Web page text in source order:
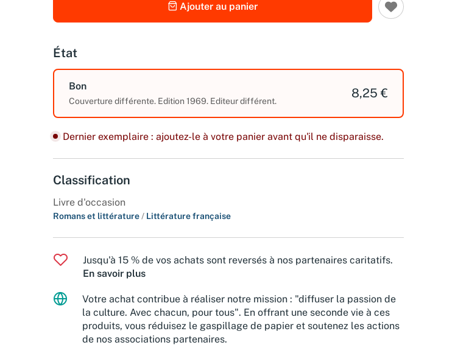
Ajouter au panier
État
Bon
Couverture différente. Edition 1969. Editeur différent.
8,25 €
Dernier exemplaire : ajoutez-le à votre panier avant qu'il ne disparaisse.
Classification
Livre d'occasion
Romans et littérature / Littérature française
Jusqu'à 15 % de vos achats sont reversés à nos partenaires caritatifs.
En savoir plus
Votre achat contribue à réaliser notre mission : "diffuser la passion de
la culture. Avec chacun, pour tous". En offrant une seconde vie à ces
produits, vous réduisez le gaspillage de papier et soutenez les actions
de nos associations partenaires.